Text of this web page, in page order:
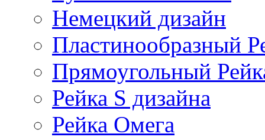
Немецкий дизайн
Пластинообразный
Прямоугольный
Рейка S дизайна
Рейка Омега